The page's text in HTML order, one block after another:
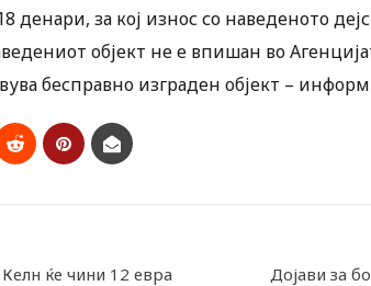
денари, за кој износ со наведеното
објект не е впишан во
бесправно изграден објект –
ќе чини 12 евра Дојави за